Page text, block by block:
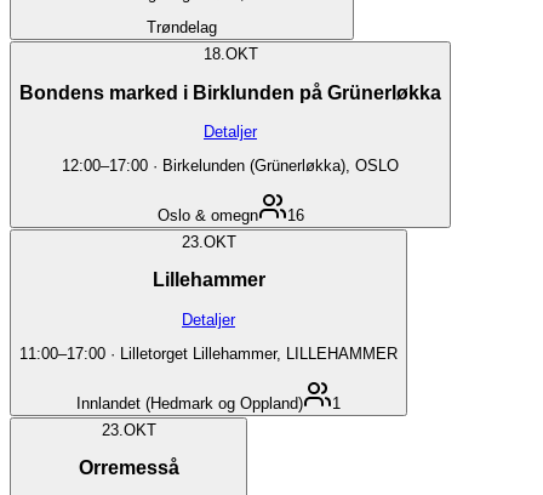
Trøndelag
18. OKT
Bondens marked i Birklunden på Grünerløkka
Detaljer
12:00–17:00 · Birkelunden (Grünerløkka), OSLO
Oslo & omegn
16
23. OKT
Lillehammer
Detaljer
11:00–17:00 · Lilletorget Lillehammer, LILLEHAMMER
Innlandet (Hedmark og Oppland)
1
23. OKT
Orremesså